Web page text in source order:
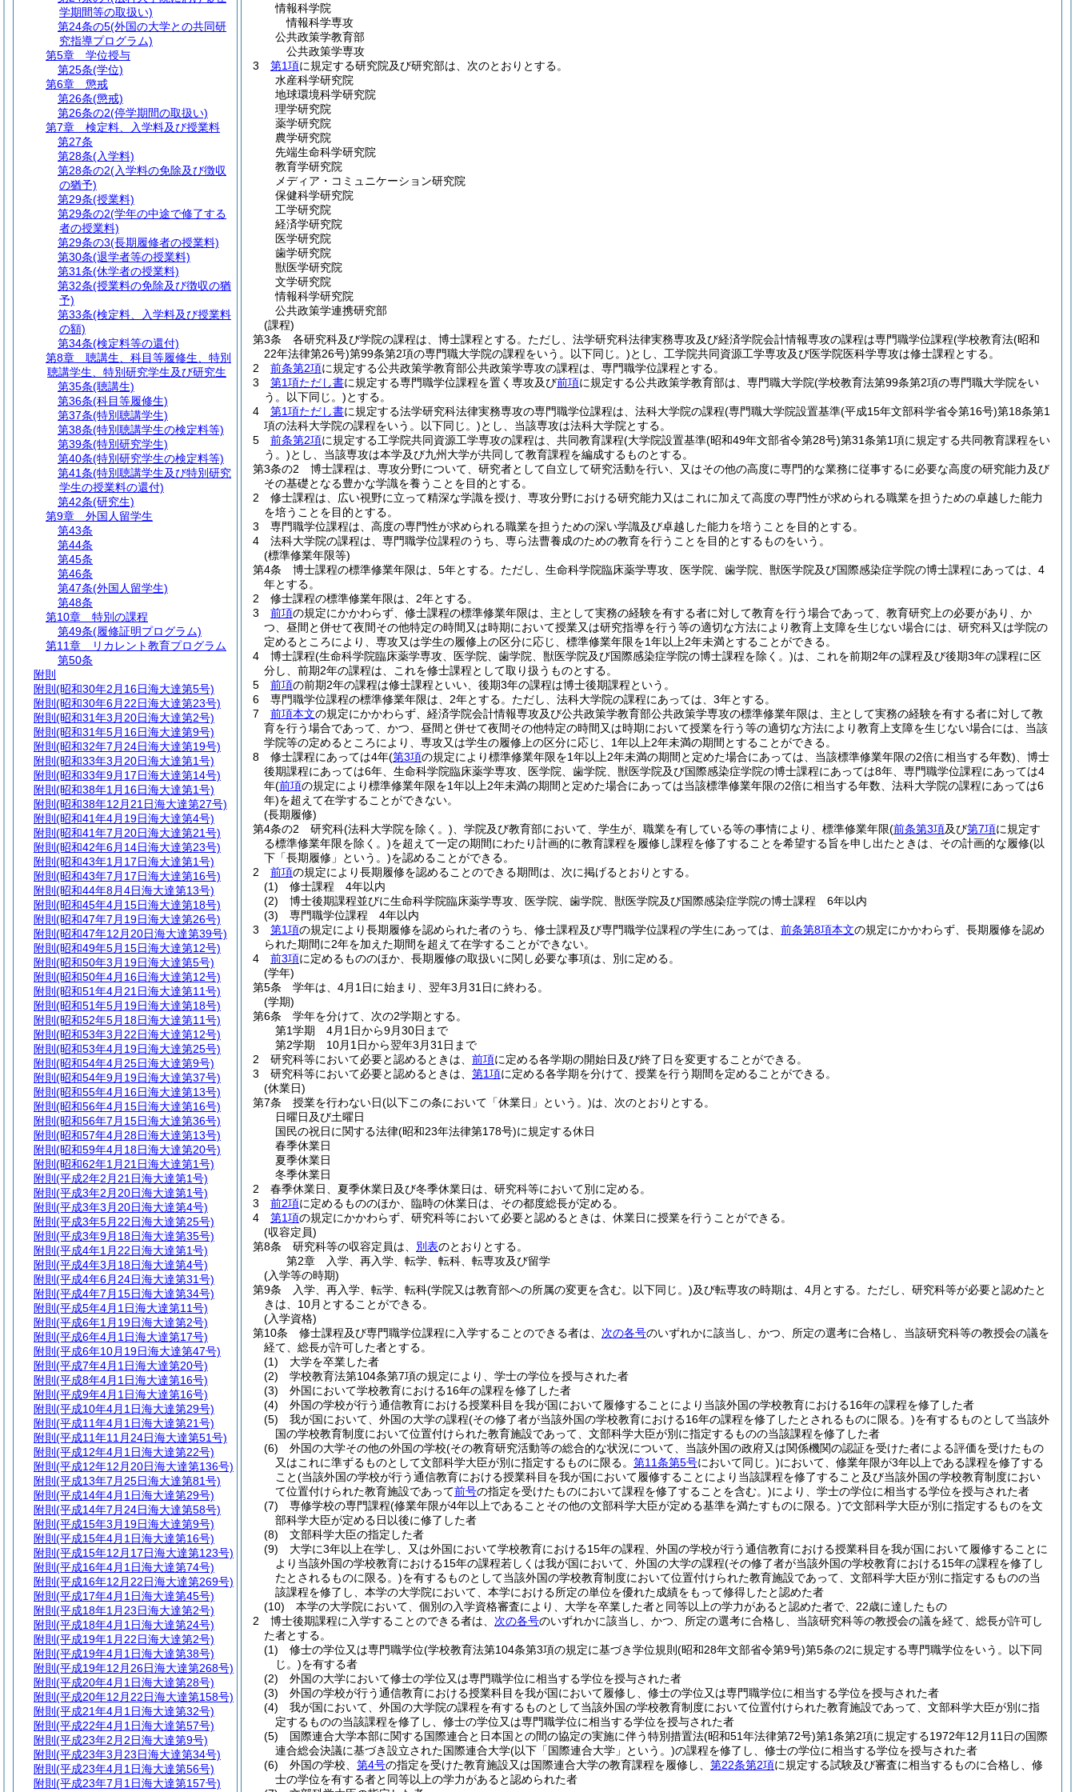
情報科学院
情報科学専攻
公共政策学教育部
公共政策学専攻
3
第1項に規定する研究院及び研究部は、次のとおりとする。
水産科学研究院
地球環境科学研究院
理学研究院
薬学研究院
農学研究院
先端生命科学研究院
教育学研究院
メディア・コミュニケーション研究院
保健科学研究院
工学研究院
経済学研究院
医学研究院
歯学研究院
獣医学研究院
文学研究院
情報科学研究院
公共政策学連携研究部
(課程)
第3条
各研究科及び学院の課程は、博士課程とする。 ただし、法学研究科法律実務専攻及び経済学院会計情報専攻の課程は専門職学位課程(学校教育法(昭和
22年法律第26号)第99条第2項の専門職大学院の課程をいう。以下同じ。)とし、工学院共同資源工学専攻及び医学院医科学専攻は修士課程とする。
2
前条第2項に規定する公共政策学教育部公共政策学専攻の課程は、専門職学位課程とする。
3
第1項ただし書に規定する専門職学位課程を置く専攻及び前項に規定する公共政策学教育部は、専門職大学院(学校教育法第99条第2項の専門職大学院をい
う。以下同じ。)とする。
4
第1項ただし書に規定する法学研究科法律実務専攻の専門職学位課程は、法科大学院の課程(専門職大学院設置基準(平成15年文部科学省令第16号)第18条第1
項の法科大学院の課程をいう。以下同じ。)とし、当該専攻は法科大学院とする。
5
前条第2項に規定する工学院共同資源工学専攻の課程は、共同教育課程(大学院設置基準(昭和49年文部省令第28号)第31条第1項に規定する共同教育課程をい
う。)とし、当該専攻は本学及び九州大学が共同して教育課程を編成するものとする。
第3条の2
博士課程は、専攻分野について、研究者として自立して研究活動を行い、又はその他の高度に専門的な業務に従事するに必要な高度の研究能力及び
その基礎となる豊かな学識を養うことを目的とする。
2
修士課程は、広い視野に立って精深な学識を授け、専攻分野における研究能力又はこれに加えて高度の専門性が求められる職業を担うための卓越した能力
を培うことを目的とする。
3
専門職学位課程は、高度の専門性が求められる職業を担うための深い学識及び卓越した能力を培うことを目的とする。
4
法科大学院の課程は、専門職学位課程のうち、専ら法曹養成のための教育を行うことを目的とするものをいう。
(標準修業年限等)
第4条
博士課程の標準修業年限は、5年とする。 ただし、生命科学院臨床薬学専攻、医学院、歯学院、獣医学院及び国際感染症学院の博士課程にあっては、4
年とする。
2
修士課程の標準修業年限は、2年とする。
3
前項の規定にかかわらず、修士課程の標準修業年限は、主として実務の経験を有する者に対して教育を行う場合であって、教育研究上の必要があり、か
つ、昼間と併せて夜間その他特定の時間又は時期において授業又は研究指導を行う等の適切な方法により教育上支障を生じない場合には、研究科又は学院の
定めるところにより、専攻又は学生の履修上の区分に応じ、標準修業年限を1年以上2年未満とすることができる。
4
博士課程(生命科学院臨床薬学専攻、医学院、歯学院、獣医学院及び国際感染症学院の博士課程を除く。)は、これを前期2年の課程及び後期3年の課程に区
分し、前期2年の課程は、これを修士課程として取り扱うものとする。
5
前項の前期2年の課程は修士課程といい、後期3年の課程は博士後期課程という。
6
専門職学位課程の標準修業年限は、2年とする。 ただし、法科大学院の課程にあっては、3年とする。
7
前項本文の規定にかかわらず、経済学院会計情報専攻及び公共政策学教育部公共政策学専攻の標準修業年限は、主として実務の経験を有する者に対して教
育を行う場合であって、かつ、昼間と併せて夜間その他特定の時間又は時期において授業を行う等の適切な方法により教育上支障を生じない場合には、当該
学院等の定めるところにより、専攻又は学生の履修上の区分に応じ、1年以上2年未満の期間とすることができる。
8
修士課程にあっては4年(第3項の規定により標準修業年限を1年以上2年未満の期間と定めた場合にあっては、当該標準修業年限の2倍に相当する年数) 、博士
後期課程にあっては6年、生命科学院臨床薬学専攻、医学院、歯学院、獣医学院及び国際感染症学院の博士課程にあっては8年、専門職学位課程にあっては4
年(前項の規定により標準修業年限を1年以上2年未満の期間と定めた場合にあっては当該標準修業年限の2倍に相当する年数、法科大学院の課程にあっては6
年)を超えて在学することができない。
(長期履修)
第4条の2
研究科(法科大学院を除く。) 、学院及び教育部において、学生が、職業を有している等の事情により、標準修業年限(前条第3項及び第7項に規定す
る標準修業年限を除く。)を超えて一定の期間にわたり計画的に教育課程を履修し課程を修了することを希望する旨を申し出たときは、その計画的な履修(以
下「長期履修」という。)を認めることができる。
2
前項の規定により長期履修を認めることのできる期間は、次に掲げるとおりとする。
(1)
修士課程 4年以内
(2)
博士後期課程並びに生命科学院臨床薬学専攻、医学院、歯学院、獣医学院及び国際感染症学院の博士課程 6年以内
(3)
専門職学位課程 4年以内
3
第1項の規定により長期履修を認められた者のうち、修士課程及び専門職学位課程の学生にあっては、 前条第8項本文の規定にかかわらず、長期履修を認め
られた期間に2年を加えた期間を超えて在学することができない。
4
前3項に定めるもののほか、長期履修の取扱いに関し必要な事項は、別に定める。
(学年)
第5条
学年は、4月1日に始まり、翌年3月31日に終わる。
(学期)
第6条
学年を分けて、次の2学期とする。
第1学期 4月1日から9月30日まで
第2学期 10月1日から翌年3月31日まで
2
研究科等において必要と認めるときは、 前項に定める各学期の開始日及び終了日を変更することができる。
3
研究科等において必要と認めるときは、 第1項に定める各学期を分けて、授業を行う期間を定めることができる。
(休業日)
第7条
授業を行わない日(以下この条において「休業日」という。)は、次のとおりとする。
日曜日及び土曜日
国民の祝日に関する法律(昭和23年法律第178号)に規定する休日
春季休業日
夏季休業日
冬季休業日
2
春季休業日、夏季休業日及び冬季休業日は、研究科等において別に定める。
3
前2項に定めるもののほか、臨時の休業日は、その都度総長が定める。
4
第1項の規定にかかわらず、研究科等において必要と認めるときは、休業日に授業を行うことができる。
(収容定員)
第8条
研究科等の収容定員は、 別表のとおりとする。
第2章
入学、再入学、転学、転科、転専攻及び留学
(入学等の時期)
第9条
入学、再入学、転学、転科(学院又は教育部への所属の変更を含む。以下同じ。)及び転専攻の時期は、4月とする。 ただし、研究科等が必要と認めたと
きは、10月とすることができる。
(入学資格)
第10条
修士課程及び専門職学位課程に入学することのできる者は、 次の各号のいずれかに該当し、かつ、所定の選考に合格し、当該研究科等の教授会の議を
経て、総長が許可した者とする。
(1)
大学を卒業した者
(2)
学校教育法第104条第7項の規定により、学士の学位を授与された者
(3)
外国において学校教育における16年の課程を修了した者
(4)
外国の学校が行う通信教育における授業科目を我が国において履修することにより当該外国の学校教育における16年の課程を修了した者
(5)
我が国において、外国の大学の課程(その修了者が当該外国の学校教育における16年の課程を修了したとされるものに限る。)を有するものとして当該外
国の学校教育制度において位置付けられた教育施設であって、文部科学大臣が別に指定するものの当該課程を修了した者
(6)
外国の大学その他の外国の学校(その教育研究活動等の総合的な状況について、当該外国の政府又は関係機関の認証を受けた者による評価を受けたもの
又はこれに準ずるものとして文部科学大臣が別に指定するものに限る。 第11条第5号において同じ。)において、修業年限が3年以上である課程を修了する
こと(当該外国の学校が行う通信教育における授業科目を我が国において履修することにより当該課程を修了すること及び当該外国の学校教育制度におい
て位置付けられた教育施設であって前号の指定を受けたものにおいて課程を修了することを含む。)により、学士の学位に相当する学位を授与された者
(7)
専修学校の専門課程(修業年限が4年以上であることその他の文部科学大臣が定める基準を満たすものに限る。)で文部科学大臣が別に指定するものを文
部科学大臣が定める日以後に修了した者
(8)
文部科学大臣の指定した者
(9)
大学に3年以上在学し、又は外国において学校教育における15年の課程、外国の学校が行う通信教育における授業科目を我が国において履修することに
より当該外国の学校教育における15年の課程若しくは我が国において、外国の大学の課程(その修了者が当該外国の学校教育における15年の課程を修了し
たとされるものに限る。)を有するものとして当該外国の学校教育制度において位置付けられた教育施設であって、文部科学大臣が別に指定するものの当
該課程を修了し、本学の大学院において、本学における所定の単位を優れた成績をもって修得したと認めた者
(10)
本学の大学院において、個別の入学資格審査により、大学を卒業した者と同等以上の学力があると認めた者で、22歳に達したもの
2
博士後期課程に入学することのできる者は、 次の各号のいずれかに該当し、かつ、所定の選考に合格し、当該研究科等の教授会の議を経て、総長が許可し
た者とする。
(1)
修士の学位又は専門職学位(学校教育法第104条第3項の規定に基づき学位規則 (昭和28年文部省令第9号)第5条の2に規定する専門職学位をいう。以下同
じ。)を有する者
(2)
外国の大学において修士の学位又は専門職学位に相当する学位を授与された者
(3)
外国の学校が行う通信教育における授業科目を我が国において履修し、修士の学位又は専門職学位に相当する学位を授与された者
(4)
我が国において、外国の大学院の課程を有するものとして当該外国の学校教育制度において位置付けられた教育施設であって、文部科学大臣が別に指
定するものの当該課程を修了し、修士の学位又は専門職学位に相当する学位を授与された者
(5)
国際連合大学本部に関する国際連合と日本国との間の協定の実施に伴う特別措置法(昭和51年法律第72号)第1条第2項に規定する1972年12月11日の国際
連合総会決議に基づき設立された国際連合大学(以下「国際連合大学」という。)の課程を修了し、修士の学位に相当する学位を授与された者
(6)
外国の学校、 第4号の指定を受けた教育施設又は国際連合大学の教育課程を履修し、 第22条第2項に規定する試験及び審査に相当するものに合格し、修
士の学位を有する者と同等以上の学力があると認められた者
学期間等の取扱い)
第24条の5(外国の大学との共同研
究指導プログラム)
第5章
学位授与
第25条(学位)
第6章
懲戒
第26条(懲戒)
第26条の2(停学期間の取扱い)
第7章
検定料、入学料及び授業料
第27条
第28条(入学料)
第28条の2(入学料の免除及び徴収
の猶予)
第29条(授業料)
第29条の2(学年の中途で修了する
者の授業料)
第29条の3(長期履修者の授業料)
第30条(退学者等の授業料)
第31条(休学者の授業料)
第32条(授業料の免除及び徴収の猶
予)
第33条(検定料、入学料及び授業料
の額)
第34条(検定料等の還付)
第8章
聴講生、科目等履修生、特別
聴講学生、特別研究学生及び研究生
第35条(聴講生)
第36条(科目等履修生)
第37条(特別聴講学生)
第38条(特別聴講学生の検定料等)
第39条(特別研究学生)
第40条(特別研究学生の検定料等)
第41条(特別聴講学生及び特別研究
学生の授業料の還付)
第42条(研究生)
第9章
外国人留学生
第43条
第44条
第45条
第46条
第47条(外国人留学生)
第48条
第10章
特別の課程
第49条(履修証明プログラム)
第11章
リカレント教育プログラム
第50条
附則
附則 (昭和30年2月16日海大達第5号)
附則 (昭和30年6月22日海大達第23号)
附則 (昭和31年3月20日海大達第2号)
附則 (昭和31年5月16日海大達第9号)
附則 (昭和32年7月24日海大達第19号)
附則 (昭和33年3月20日海大達第1号)
附則 (昭和33年9月17日海大達第14号)
附則 (昭和38年1月16日海大達第1号)
附則 (昭和38年12月21日海大達第27号)
附則 (昭和41年4月19日海大達第4号)
附則 (昭和41年7月20日海大達第21号)
附則 (昭和42年6月14日海大達第23号)
附則 (昭和43年1月17日海大達第1号)
附則 (昭和43年7月17日海大達第16号)
附則 (昭和44年8月4日海大達第13号)
附則 (昭和45年4月15日海大達第18号)
附則 (昭和47年7月19日海大達第26号)
附則 (昭和47年12月20日海大達第39号)
附則 (昭和49年5月15日海大達第12号)
附則 (昭和50年3月19日海大達第5号)
附則 (昭和50年4月16日海大達第12号)
附則 (昭和51年4月21日海大達第11号)
附則 (昭和51年5月19日海大達第18号)
附則 (昭和52年5月18日海大達第11号)
附則 (昭和53年3月22日海大達第12号)
附則 (昭和53年4月19日海大達第25号)
附則 (昭和54年4月25日海大達第9号)
附則 (昭和54年9月19日海大達第37号)
附則 (昭和55年4月16日海大達第13号)
附則 (昭和56年4月15日海大達第16号)
附則 (昭和56年7月15日海大達第36号)
附則 (昭和57年4月28日海大達第13号)
附則 (昭和59年4月18日海大達第20号)
附則 (昭和62年1月21日海大達第1号)
附則 (平成2年2月21日海大達第1号)
附則 (平成3年2月20日海大達第1号)
附則 (平成3年3月20日海大達第4号)
附則 (平成3年5月22日海大達第25号)
附則 (平成3年9月18日海大達第35号)
附則 (平成4年1月22日海大達第1号)
附則 (平成4年3月18日海大達第4号)
附則 (平成4年6月24日海大達第31号)
附則 (平成4年7月15日海大達第34号)
附則 (平成5年4月1日海大達第11号)
附則 (平成6年1月19日海大達第2号)
附則 (平成6年4月1日海大達第17号)
附則 (平成6年10月19日海大達第47号)
附則 (平成7年4月1日海大達第20号)
附則 (平成8年4月1日海大達第16号)
附則 (平成9年4月1日海大達第16号)
附則 (平成10年4月1日海大達第29号)
附則 (平成11年4月1日海大達第21号)
附則 (平成11年11月24日海大達第51号)
附則 (平成12年4月1日海大達第22号)
附則 (平成12年12月20日海大達第136号)
附則 (平成13年7月25日海大達第81号)
附則 (平成14年4月1日海大達第29号)
附則 (平成14年7月24日海大達第58号)
附則 (平成15年3月19日海大達第9号)
附則 (平成15年4月1日海大達第16号)
附則 (平成15年12月17日海大達第123号)
附則 (平成16年4月1日海大達第74号)
附則 (平成16年12月22日海大達第269号)
附則 (平成17年4月1日海大達第45号)
附則 (平成18年1月23日海大達第2号)
附則 (平成18年4月1日海大達第24号)
附則 (平成19年1月22日海大達第2号)
附則 (平成19年4月1日海大達第38号)
附則 (平成19年12月26日海大達第268号)
附則 (平成20年4月1日海大達第28号)
附則 (平成20年12月22日海大達第158号)
附則 (平成21年4月1日海大達第32号)
附則 (平成22年4月1日海大達第57号)
附則 (平成23年2月2日海大達第9号)
附則 (平成23年3月23日海大達第34号)
附則 (平成23年4月1日海大達第56号)
附則 (平成23年7月1日海大達第157号)